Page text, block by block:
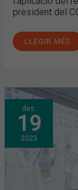
president del
LLEGIR MÉS
des.
19
2023
JUNTA
GENERAL
ORDINÀRIA:
APROVADA
PER
UNANIMITAT
LA
PROPOSTA
PRESSUPOST